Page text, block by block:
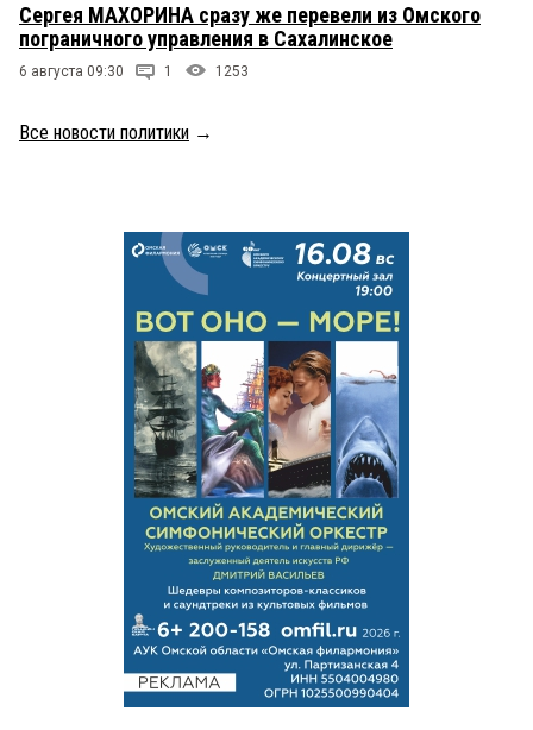
Сергея МАХОРИНА сразу же перевели из Омского
пограничного управления в Сахалинское
6 августа 09:30 1 1253
Все новости политики →